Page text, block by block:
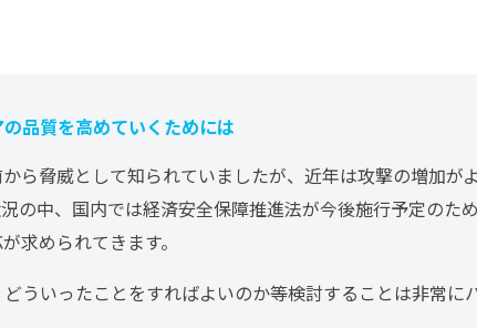
品質を高めていくためには
ら脅威として知られていましたが、近年は攻撃の増加が
の中、国内では経済安全保障推進法が今後施行予定のた
求められてきます。
ういったことをすればよいのか等検討することは非常に